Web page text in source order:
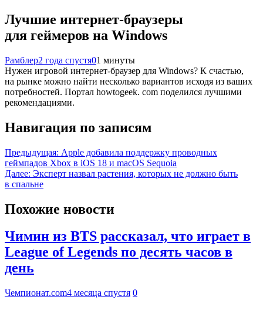
Лучшие интернет-браузеры
для геймеров на Windows
Рамблер2 года спустя01 минуты
Нужен игровой интернет-браузер для Windows? К счастью,
на рынке можно найти несколько вариантов исходя из ваших
потребностей. Портал howtogeek. com поделился лучшими
рекомендациями.
Навигация по записям
Предыдущая: Apple добавила поддержку проводных
геймпадов Xbox в iOS 18 и macOS Sequoia
Далее: Эксперт назвал растения, которых не должно быть
в спальне
Похожие новости
Чимин из BTS рассказал, что играет в
League of Legends по десять часов в
день
Чемпионат.com4 месяца спустя 0